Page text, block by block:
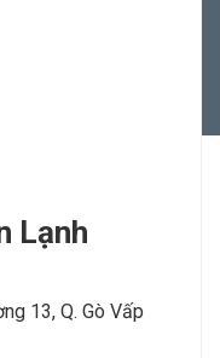
Lạnh
13, Q. Gò Vấp